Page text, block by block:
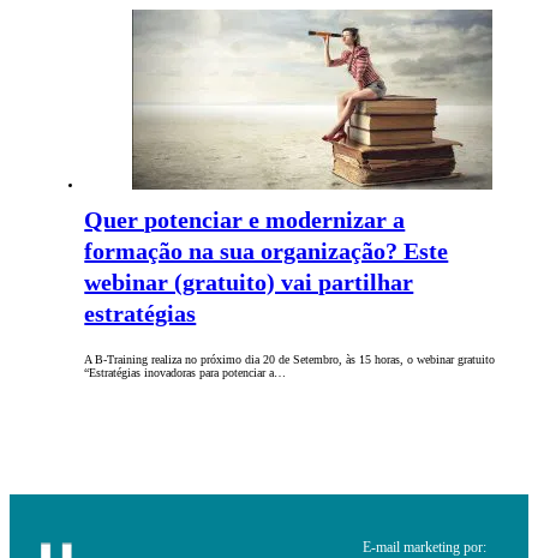
Quer potenciar e modernizar a
formação na sua organização? Este
webinar (gratuito) vai partilhar
estratégias
A B-Training realiza no próximo dia 20 de Setembro, às 15 horas, o webinar gratuito
“Estratégias inovadoras para potenciar a…
E-mail marketing por: